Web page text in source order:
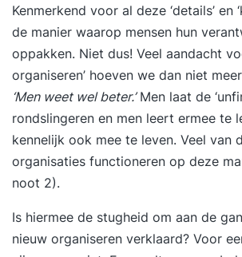
Kenmerkend voor al deze ‘details’ en
de manier waarop mensen hun
oppakken. Niet dus! Veel aandacht
organiseren’ hoeven we dan niet
‘Men weet wel beter.’Men laat de ‘
rondslingeren en men leert ermee te
kennelijk ook mee te leven. Veel van
organisaties functioneren op deze
noot 2).
Is hiermee de stugheid om aan de
nieuw organiseren verklaard? Voor